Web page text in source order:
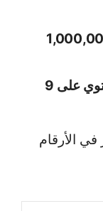
المليار يحتوي على 9
الأرقام